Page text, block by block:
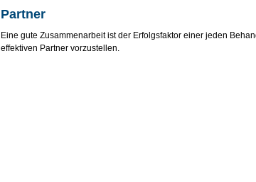
Partner
Eine gute Zusammenarbeit ist der Erfolgsfaktor einer jeden
effektiven Partner vorzustellen.